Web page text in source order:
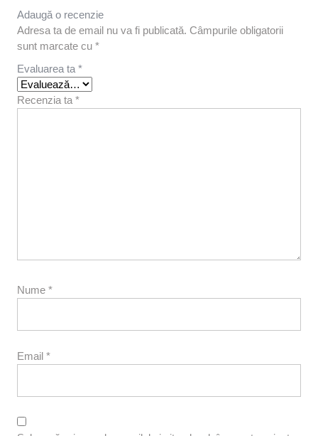
Adaugă o recenzie
Adresa ta de email nu va fi publicată. Câmpurile obligatorii
sunt marcate cu *
Evaluarea ta *
Recenzia ta *
Nume *
Email *